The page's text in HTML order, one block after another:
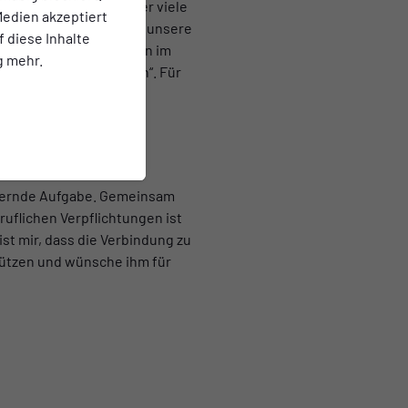
akzeptiert
diese Inhalte
mehr.
im Gremium, der viele
freut es mich, dass unsere
bleibt. Wir gehen im
wenn ich helfen kann“. Für
des ganzen Vereins
Aufgabe. Gemeinsam
Verpflichtungen ist
mir, dass die Verbindung zu
und wünsche ihm für